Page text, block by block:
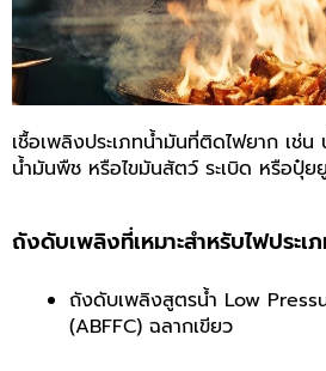
เชื้อเพลิงประเภทน้ำมันที่ติดไฟยาก เช่น
น้ำมันพืช หรือไขมันสัตว์ ระเบิด หรือปุ๋ย
ถังดับเพลิงที่เหมาะสำหรับไฟประเ
ถังดับเพลิงสูตรน้ำ Low
(ABFFC) ฉลากเขียว